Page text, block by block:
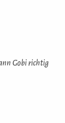
Gobi richtig